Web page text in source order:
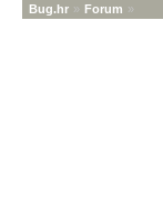
Bug.hr » Forum »